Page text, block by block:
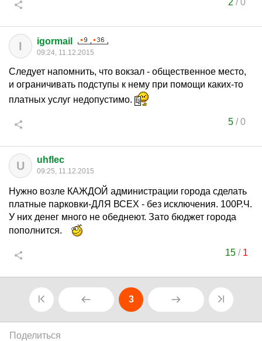
2 / 0
I igormail
09:24, 11.12.2015
Следует напомнить, что вокзал - общественное место,
и ограничивать подступы к нему при помощи каких-то
платных услуг недопустимо.
5/0
U uhflec
09:25, 11.12.2015
Нужно возле КАЖДОЙ администрации города сделать
платные парковки-ДЛЯ ВСЕХ - без исключения. 100Р.Ч.
У них денег много не обеднеют. Зато бюджет города
пополнится.
15 / 1
3
Поделиться